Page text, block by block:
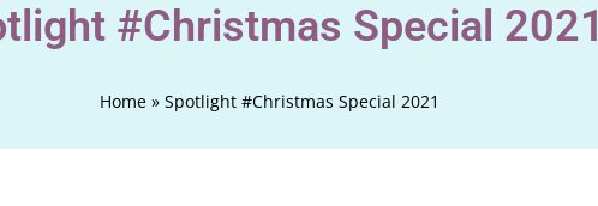
#Christmas Special 2021
Home» Spotlight #Christmas Special 2021